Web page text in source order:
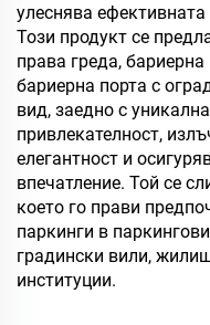
улеснява
Този продукт се
права греда,
бариерна порта с
вид, заедно с
привлекателност,
елегантност и
впечатление. Той се
което го прави
паркинги в
градински вили,
институции.